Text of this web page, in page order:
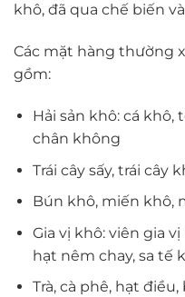
khô, đã qua chế biến
Các mặt hàng thường
gồm:
Hải sản khô: cá khô,
chân không
Trái cây sấy, trái cây
Bún khô, miến khô,
Gia vị khô: viên gia
hạt nêm chay, sa tế
Trà, cà phê, hạt